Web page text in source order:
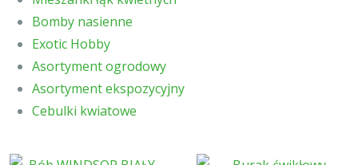
Bomby nasienne
Exotic Hobby
Asortyment ogrodowy
Asortyment ekspozycyjny
Cebulki kwiatowe